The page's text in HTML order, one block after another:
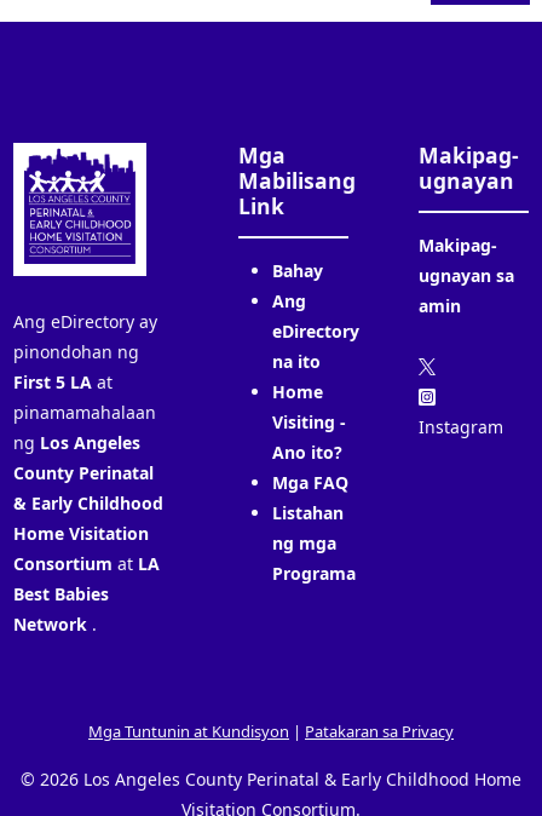
Ang eDirectory ay
pinondohan ng
First 5 LAat
pinamamahalaan
ng Los Angeles
County Perinatal
& Early Childhood
Home Visitation
Consortium at LA
Best Babies
Network.
Mga
Mabilisang
Link
Bahay
Ang
eDirectory
na ito
Home
Visiting -
Ano ito?
Mga FAQ
Listahan
ng mga
Programa
Makipag-
ugnayan
Makipag-
ugnayan sa
amin
Instagram
Mga Tuntunin at Kundisyon | Patakaran sa Privacy
© 2026 Los Angeles County Perinatal & Early Childhood Home
Visitation Consortium.